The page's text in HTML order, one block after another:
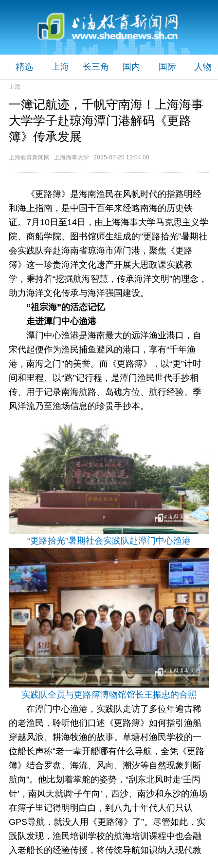
精选 上海 长三角 国内 国际 人物
上海
一簿记航迹，千帆守南海！上海海事
大学学子赴琼海潭门港解码《更路
簿》传承发展
上海教育新闻网 上海海事大学 2025-07-20 13:04:00
《更路簿》是海南渔民在风帆时代的指路明经
和海上指南，是中国千百年来经略南海的历史铁
证。7月10日至14日，由上海海事大学马克思主义学
院、商船学院、图书馆师生组成的“更路拾光”暑期社
会实践队奔赴海南省琼海市潭门港，聚焦《更路
簿》这一珍贵海洋文化遗产开展大思政课实践教
学，秉持着“挖掘航海智慧，传承海洋文明”的理念，
助力海洋文化传承与海洋强国建设。
“祖宗海”的活态记忆
走进潭门中心渔港
潭门中心渔港是海南最大的远洋渔业港口，自
宋代起便作为渔民捕鱼避风的港口，享有“千年渔
港，南海之门”的美誉。而《更路簿》，以“更”计时
间和里程、以“路”记行程，是潭门渔民世代手抄相
传、用于记录南海航路、岛礁方位、航行经验、季
风洋流乃至渔场信息的珍贵手抄本。
“更路拾光”暑期社会实践队赴潭门中心渔港
实践队全员与更路簿博物馆馆长王振忠的合照
在潭门中心渔港，实践队走访了多位年逾古稀
的老渔民，聆听他们口述《更路簿》如何指引渔船
穿越风浪、耕海牧渔的故事。草塘村渔民学校的一
位船长声称“老一辈开船哪有什么导航，全凭《更路
簿》结合罗盘、海流、风向、潮汐等自然现象判断
航向”。他比划着掌舵的姿势，“刮东北风时走‘壬丙
针’，南风天就调‘子午向’，西沙、南沙和东沙的渔场
在簿子里记得明明白白，到八九十年代人们只认
GPS导航，就没人用《更路簿》了”。尽管如此，实
践队发现，渔民培训学校的航海培训课程中也会融
入老船长的经验传授，将传统导航知识纳入现代教